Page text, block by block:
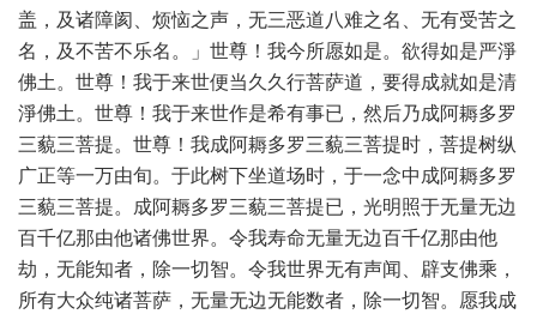
盖，及诸障阂、烦恼之声，无三恶道八难之名、无有受苦之
名，及不苦不乐名。」世尊！我今所愿如是。欲得如是严淨
佛土。世尊！我于来世便当久久行菩萨道，要得成就如是清
淨佛土。世尊！我于来世作是希有事已，然后乃成阿耨多罗
三藐三菩提。世尊！我成阿耨多罗三藐三菩提时，菩提树纵
广正等一万由旬。于此树下坐道场时，于一念中成阿耨多罗
三藐三菩提。成阿耨多罗三藐三菩提已，光明照于无量无边
百千亿那由他诸佛世界。令我寿命无量无边百千亿那由他
劫，无能知者，除一切智。令我世界无有声闻、辟支佛乘，
所有大众纯诸菩萨，无量无边无能数者，除一切智。愿我成